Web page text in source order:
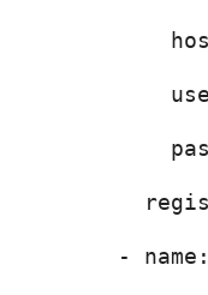
- name: